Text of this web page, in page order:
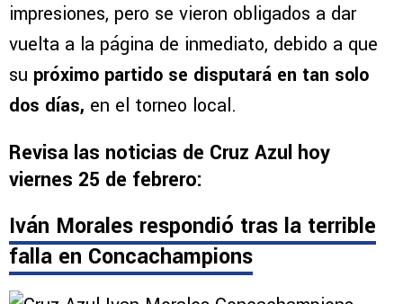
impresiones, pero se vieron obligados a dar
vuelta a la página de inmediato, debido a que
su próximo partido se disputará en tan solo
dos días, en el torneo local.
Revisa las noticias de Cruz Azul hoy
viernes 25 de febrero:
Iván Morales respondió tras la terrible
falla en Concachampions